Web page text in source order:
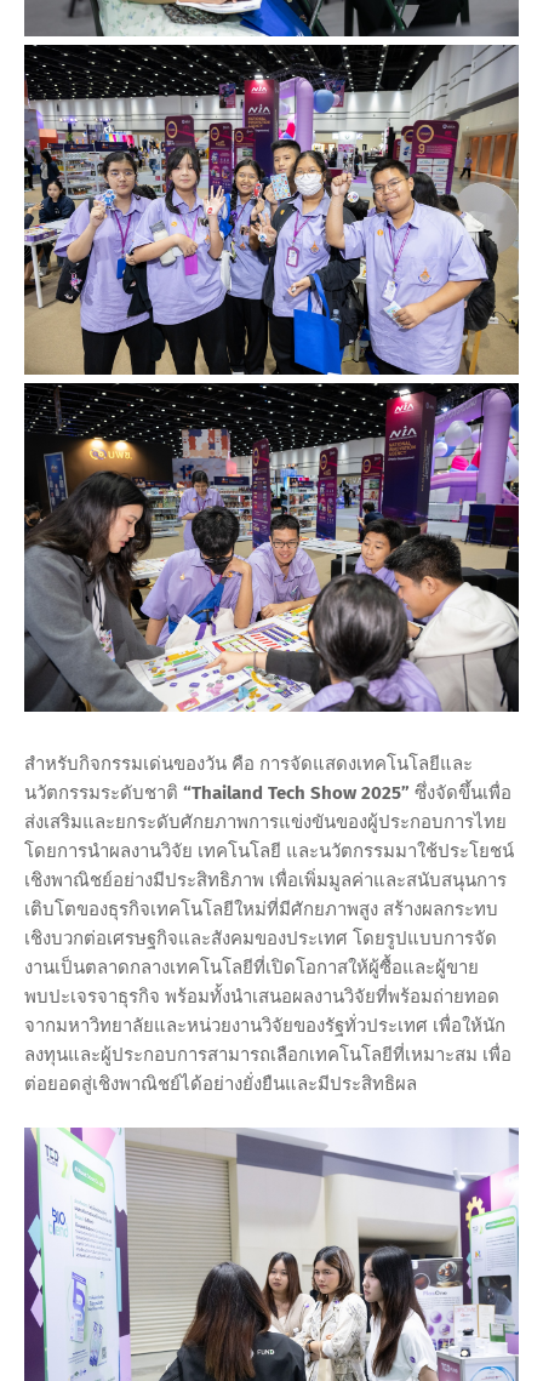
สำหรับกิจกรรมเด่นของวัน คือ การจัดแสดงเทคโนโลยีและ
นวัตกรรมระดับชาติ “Thailand Tech Show 2025” ซึ่งจัดขึ้นเพื่อ
ส่งเสริมและยกระดับศักยภาพการแข่งขันของผู้ประกอบการไทย
โดยการนำผลงานวิจัย เทคโนโลยี และนวัตกรรมมาใช้ประโยชน์
เชิงพาณิชย์อย่างมีประสิทธิภาพ เพื่อเพิ่มมูลค่าและสนับสนุนการ
เติบโตของธุรกิจเทคโนโลยีใหม่ที่มีศักยภาพสูง สร้างผลกระทบ
เชิงบวกต่อเศรษฐกิจและสังคมของประเทศ โดยรูปแบบการจัด
งานเป็นตลาดกลางเทคโนโลยีที่เปิดโอกาสให้ผู้ซื้อและผู้ขาย
พบปะเจรจาธุรกิจ พร้อมทั้งนำเสนอผลงานวิจัยที่พร้อมถ่ายทอด
จากมหาวิทยาลัยและหน่วยงานวิจัยของรัฐทั่วประเทศ เพื่อให้นัก
ลงทุนและผู้ประกอบการสามารถเลือกเทคโนโลยีที่เหมาะสม เพื่อ
ต่อยอดสู่เชิงพาณิชย์ได้อย่างยั่งยืนและมีประสิทธิผล